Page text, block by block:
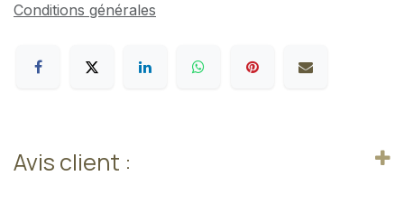
Conditions générales
Avis client :